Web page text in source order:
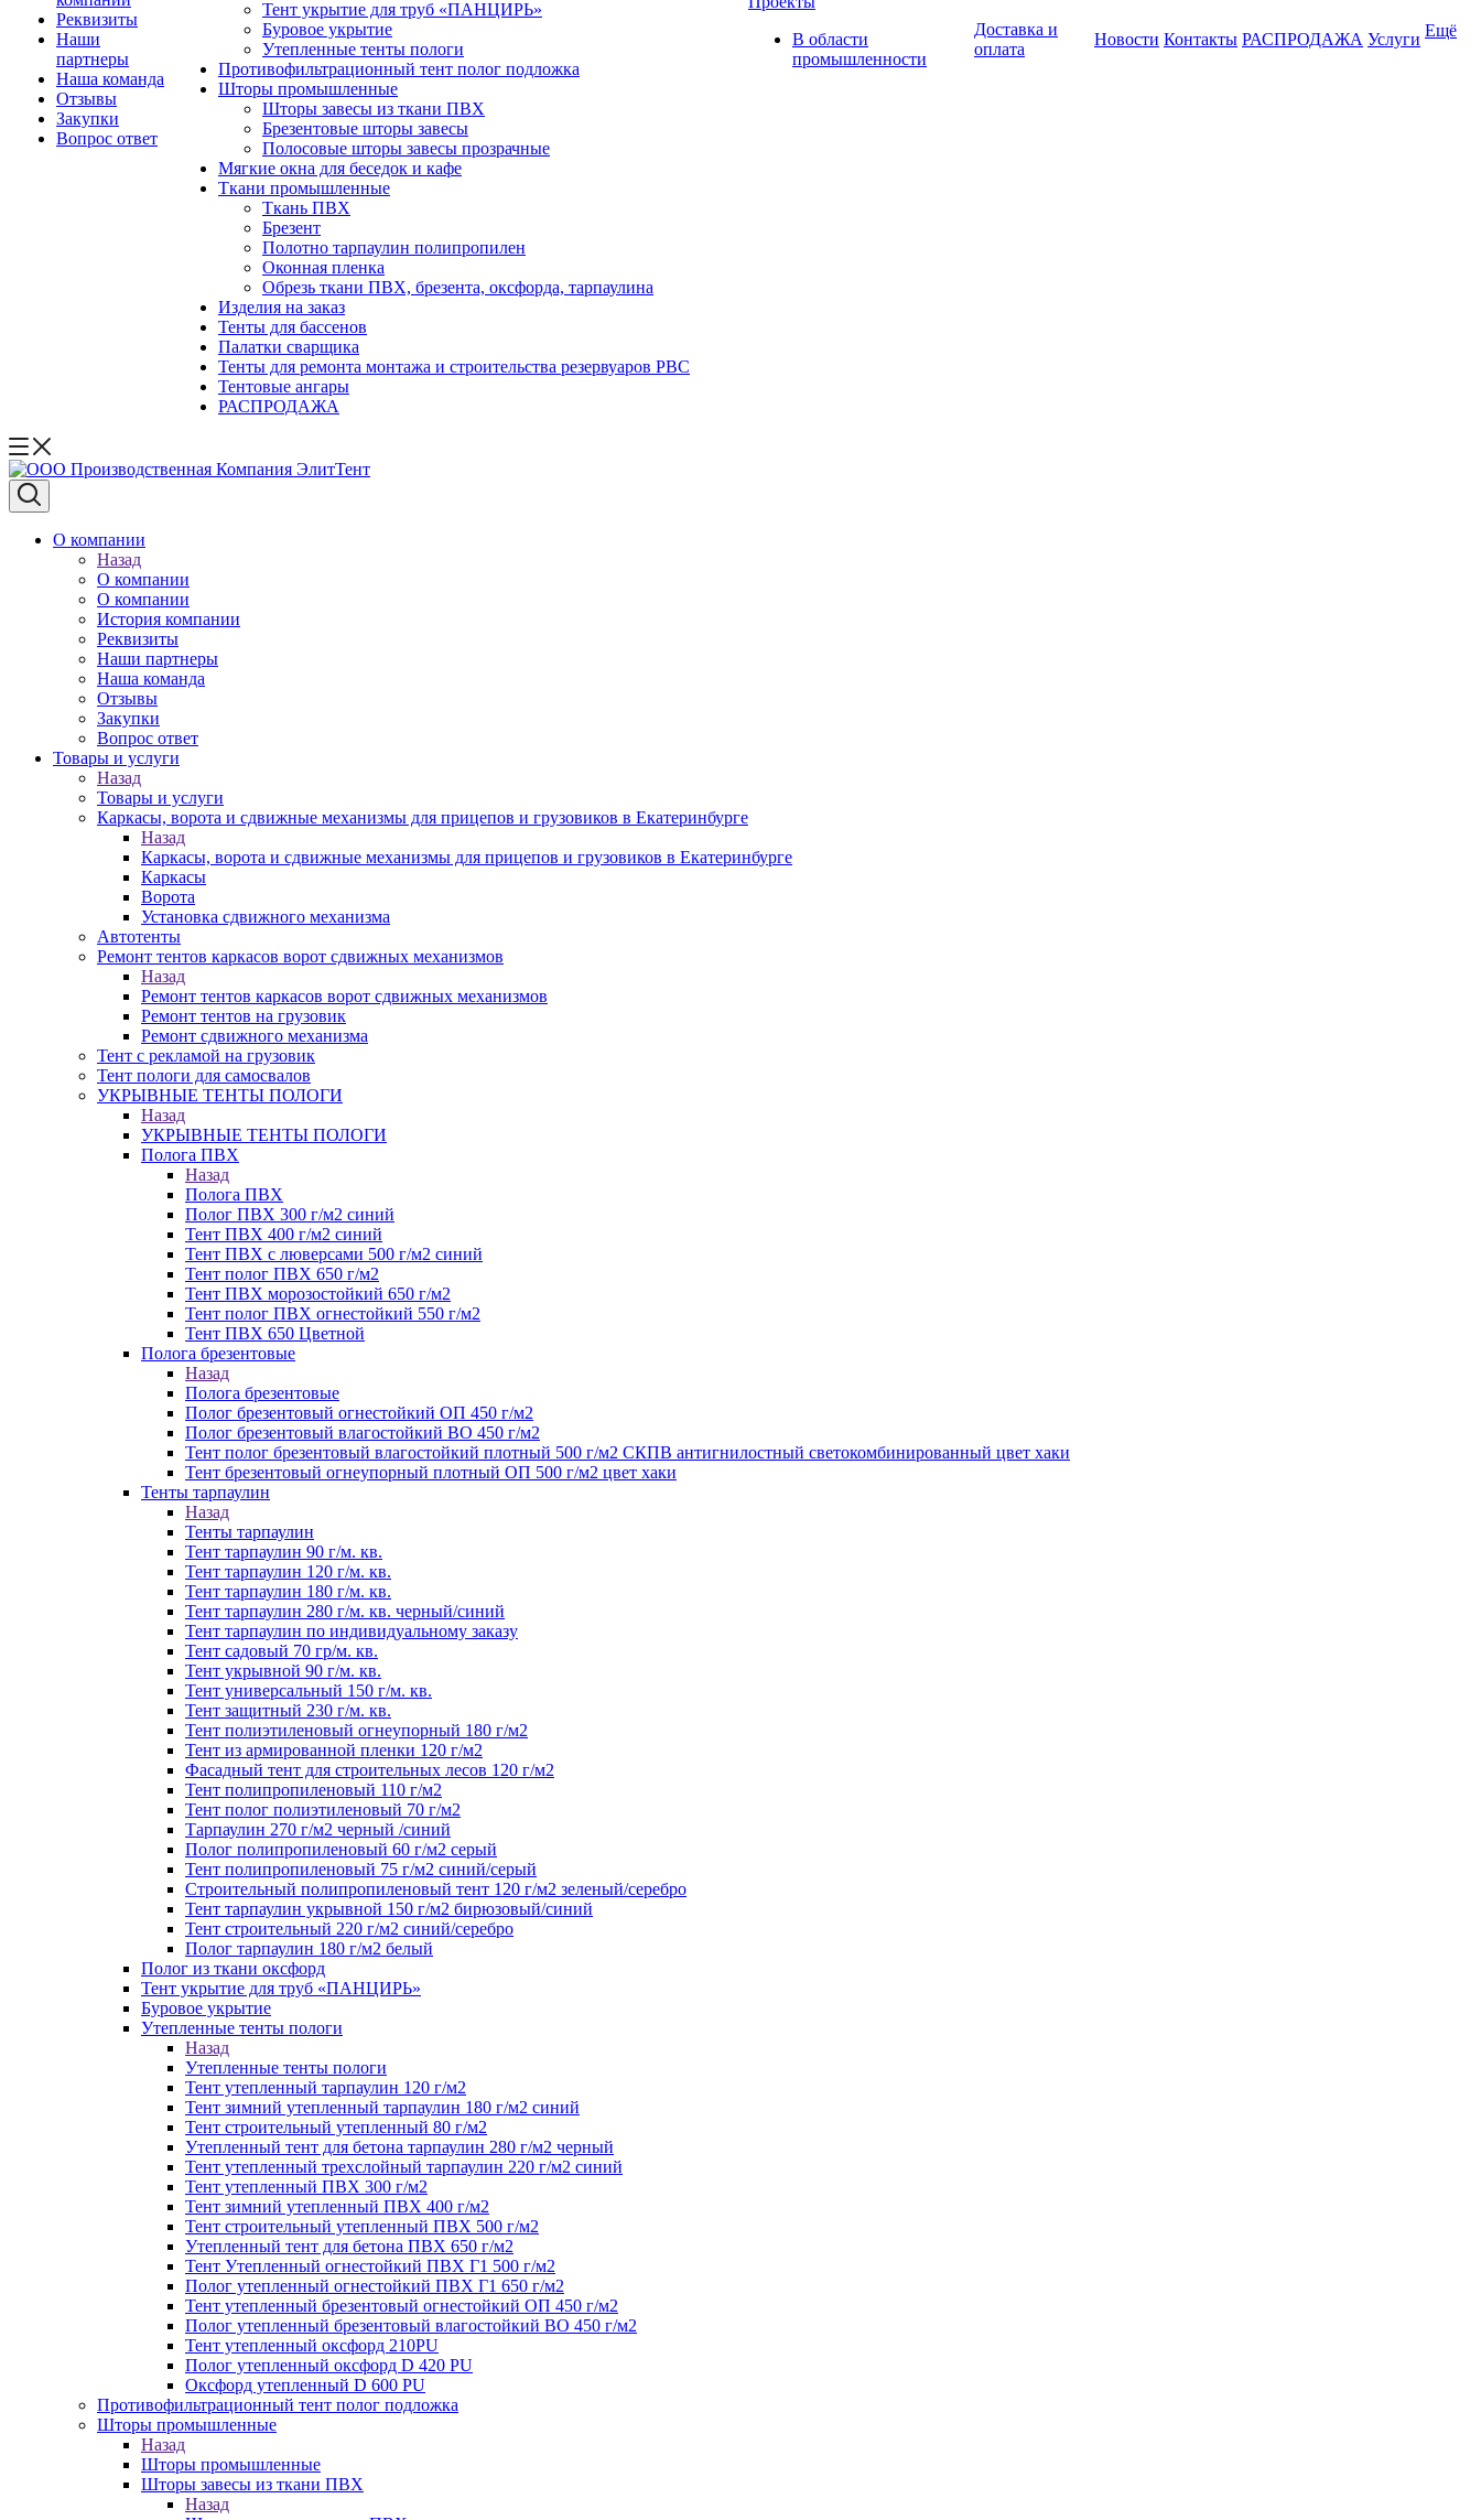
Реквизиты
Наши
партнеры
Наша команда
Отзывы
Закупки
Вопрос ответ
Тент укрытие для труб «ПАНЦИРЬ»
Буровое укрытие
Утепленные тенты пологи
Противофильтрационный тент полог подложка
Шторы промышленные
Шторы завесы из ткани ПВХ
Брезентовые шторы завесы
Полосовые шторы завесы прозрачные
Мягкие окна для беседок и кафе
Ткани промышленные
Ткань ПВХ
Брезент
Полотно тарпаулин полипропилен
Оконная пленка
Обрезь ткани ПВХ, брезента, оксфорда, тарпаулина
Изделия на заказ
Тенты для бассенов
Палатки сварщика
Тенты для ремонта монтажа и строительства резервуаров РВС
Тентовые ангары
РАСПРОДАЖА
В области
промышленности
Доставка и
оплата
Новости Контакты РАСПРОДАЖА Услуги Ещё
О компании
Назад
О компании
О компании
История компании
Реквизиты
Наши партнеры
Наша команда
Отзывы
Закупки
Вопрос ответ
Товары и услуги
Назад
Товары и услуги
Каркасы, ворота и сдвижные механизмы для прицепов и грузовиков в Екатеринбурге
Назад
Каркасы, ворота и сдвижные механизмы для прицепов и грузовиков в Екатеринбурге
Каркасы
Ворота
Установка сдвижного механизма
Автотенты
Ремонт тентов каркасов ворот сдвижных механизмов
Назад
Ремонт тентов каркасов ворот сдвижных механизмов
Ремонт тентов на грузовик
Ремонт сдвижного механизма
Тент с рекламой на грузовик
Тент пологи для самосвалов
УКРЫВНЫЕ ТЕНТЫ ПОЛОГИ
Назад
УКРЫВНЫЕ ТЕНТЫ ПОЛОГИ
Полога ПВХ
Назад
Полога ПВХ
Полог ПВХ 300 г/м2 синий
Тент ПВХ 400 г/м2 синий
Тент ПВХ с люверсами 500 г/м2 синий
Тент полог ПВХ 650 г/м2
Тент ПВХ морозостойкий 650 г/м2
Тент полог ПВХ огнестойкий 550 г/м2
Тент ПВХ 650 Цветной
Полога брезентовые
Назад
Полога брезентовые
Полог брезентовый огнестойкий ОП 450 г/м2
Полог брезентовый влагостойкий ВО 450 г/м2
Тент полог брезентовый влагостойкий плотный 500 г/м2 СКПВ антигнилостный светокомбинированный цвет хаки
Тент брезентовый огнеупорный плотный ОП 500 г/м2 цвет хаки
Тенты тарпаулин
Назад
Тенты тарпаулин
Тент тарпаулин 90 г/м. кв.
Тент тарпаулин 120 г/м. кв.
Тент тарпаулин 180 г/м. кв.
Тент тарпаулин 280 г/м. кв. черный/синий
Тент тарпаулин по индивидуальному заказу
Тент садовый 70 гр/м. кв.
Тент укрывной 90 г/м. кв.
Тент универсальный 150 г/м. кв.
Тент защитный 230 г/м. кв.
Тент полиэтиленовый огнеупорный 180 г/м2
Тент из армированной пленки 120 г/м2
Фасадный тент для строительных лесов 120 г/м2
Тент полипропиленовый 110 г/м2
Тент полог полиэтиленовый 70 г/м2
Тарпаулин 270 г/м2 черный /синий
Полог полипропиленовый 60 г/м2 серый
Тент полипропиленовый 75 г/м2 синий/серый
Строительный полипропиленовый тент 120 г/м2 зеленый/серебро
Тент тарпаулин укрывной 150 г/м2 бирюзовый/синий
Тент строительный 220 г/м2 синий/серебро
Полог тарпаулин 180 г/м2 белый
Полог из ткани оксфорд
Тент укрытие для труб «ПАНЦИРЬ»
Буровое укрытие
Утепленные тенты пологи
Назад
Утепленные тенты пологи
Тент утепленный тарпаулин 120 г/м2
Тент зимний утепленный тарпаулин 180 г/м2 синий
Тент строительный утепленный 80 г/м2
Утепленный тент для бетона тарпаулин 280 г/м2 черный
Тент утепленный трехслойный тарпаулин 220 г/м2 синий
Тент утепленный ПВХ 300 г/м2
Тент зимний утепленный ПВХ 400 г/м2
Тент строительный утепленный ПВХ 500 г/м2
Утепленный тент для бетона ПВХ 650 г/м2
Тент Утепленный огнестойкий ПВХ Г1 500 г/м2
Полог утепленный огнестойкий ПВХ Г1 650 г/м2
Тент утепленный брезентовый огнестойкий ОП 450 г/м2
Полог утепленный брезентовый влагостойкий ВО 450 г/м2
Тент утепленный оксфорд 210PU
Полог утепленный оксфорд D 420 PU
Оксфорд утепленный D 600 PU
Противофильтрационный тент полог подложка
Шторы промышленные
Назад
Шторы промышленные
Шторы завесы из ткани ПВХ
Назад